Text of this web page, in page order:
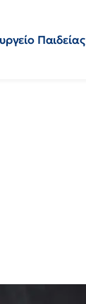
Παιδείας